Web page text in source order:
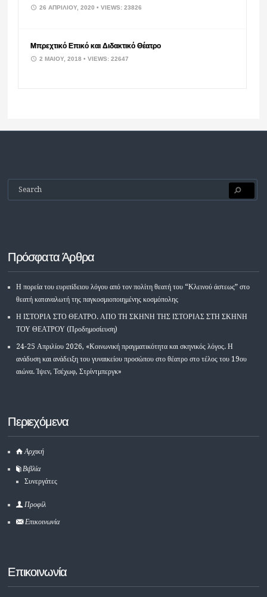
26 ΑΠΡΙΛΊΟΥ, 2020• VIEWS: 23826
Μπρεχτικό Επικό και Διδακτικό Θέατρο
2 ΜΑΪ́ΟΥ, 2018• VIEWS: 22647
Πρόσφατα Άρθρα
Η πορεία του ευριπίδειου λόγου από τον πολίτη θεατή του “Κλεινού άστεως” στο
θεατή καταναλωτή της παγκοσμιοποιημένης κοσμόπολης
Η ΙΣΤΟΡΙΑ ΣΤΟ ΘΕΑΤΡΟ. ΑΠΟ ΤΗ ΣΚΗΝΗ ΤΗΣ ΙΣΤΟΡΙΑΣ ΣΤΗ ΣΚΗΝΗ
ΤΟΥ ΘΕΑΤΡΟΥ (Προδημοσίευση)
24-25 Απριλίου 2026, «Κοινωνική πραγματικότητα και σκηνικός λόγος. Η
ανάδυση και ανάδειξη του γυναικείου προσώπου στο θέατρο στο τέλος του 19ου
αιώνα. Ίψεν, Τσέχωφ, Στρίντμπεργκ»
Περιεχόμενα
Αρχική
Βιβλία
Συνεργάτες
Προφίλ
Επικοινωνία
Επικοινωνία